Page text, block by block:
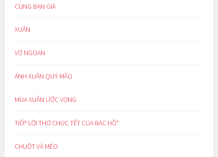
CÙNG BẠN GIÀ
XUÂN
VỢ NGOAN
ÁNH XUÂN QUÝ MÃO
MÙA XUÂN ƯỚC VỌNG
TIẾP LỜI THƠ CHÚC TẾT CỦA BÁC HỒ*
CHUỘT VÀ MÈO